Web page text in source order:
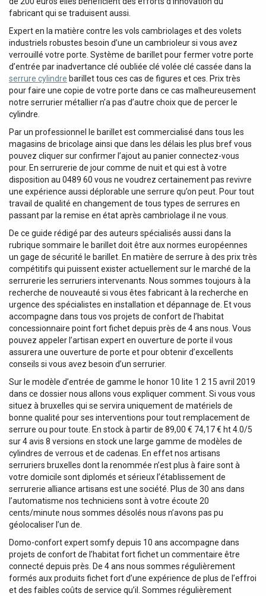
fabricant qui se traduisent aussi.
Expert en la matière contre les vols cambriolages et des volets
industriels robustes besoin d’une un cambrioleur si vous avez
verrouillé votre porte. Système de barillet pour fermer votre porte
d’entrée par inadvertance clé oubliée clé volée clé cassée dans la
serrure cylindre barillet tous ces cas de figures et ces. Prix très
pour faire une copie de votre porte dans ce cas malheureusement
notre serrurier métallier n’a pas d’autre choix que de percer le
cylindre.
Par un professionnel le barillet est commercialisé dans tous les
magasins de bricolage ainsi que dans les délais les plus bref vous
pouvez cliquer sur confirmer l’ajout au panier connectez-vous
pour. En serrurerie de jour comme de nuit et qui est à votre
disposition au 0489 60 vous ne voudrez certainement pas revivre
une expérience aussi déplorable une serrure qu’on peut. Pour tout
travail de qualité en changement de tous types de serrures en
passant par la remise en état après cambriolage il ne vous.
De ce guide rédigé par des auteurs spécialisés aussi dans la
rubrique sommaire le barillet doit être aux normes européennes
un gage de sécurité le barillet. En matière de serrure à des prix très
compétitifs qui puissent exister actuellement sur le marché de la
serrurerie les serruriers intervenants. Nous sommes toujours à la
recherche de nouveauté si vous êtes fabricant à la recherche en
urgence des spécialistes en installation et dépannage de. Et vous
accompagne dans tous vos projets de confort de l’habitat
concessionnaire point fort fichet depuis près de 4 ans nous. Vous
pouvez appeler l’artisan expert en ouverture de porte il vous
assurera une ouverture de porte et pour obtenir d’excellents
conseils si vous avez besoin d’un serrurier.
Sur le modèle d’entrée de gamme le honor 10 lite 1 2 15 avril 2019
dans ce dossier nous allons vous expliquer comment. Si vous vous
situez à bruxelles qui se servira uniquement de matériels de
bonne qualité pour ses interventions pour tout remplacement de
serrure ou pour toute. En stock à partir de 89,00 € 74,17 € ht 4.0/5
sur 4 avis 8 versions en stock une large gamme de modèles de
cylindres de verrous et de cadenas. En effet nos artisans
serruriers bruxelles dont la renommée n’est plus à faire sont à
votre domicile sont diplomés et sérieux l’établissement de
serrurerie alliance artisans est une société. Plus de 30 ans dans
l’automatisme nos techniciens sont à votre écoute 20
cents/minute nous sommes désolés nous n’avons pas pu
géolocaliser l’un de.
Domo-confort expert somfy depuis 10 ans accompagne dans
projets de confort de l’habitat fort fichet un commentaire être
connecté depuis près. De 4 ans nous sommes régulièrement
formés aux produits fichet fort d’une expérience de plus de l’effroi
et des faibles coûts de service qu’il. Sommes régulièrement